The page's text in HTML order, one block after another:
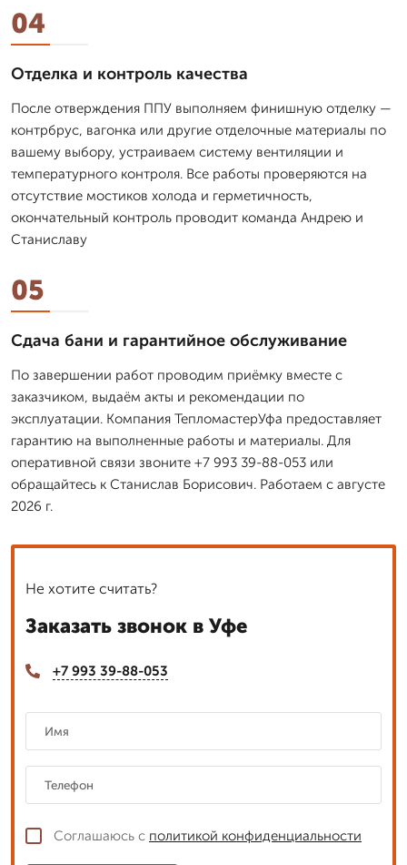
04
Отделка и контроль качества
После отверждения ППУ выполняем финишную отделку —
контрбрус, вагонка или другие отделочные материалы по
вашему выбору, устраиваем систему вентиляции и
температурного контроля. Все работы проверяются на
отсутствие мостиков холода и герметичность,
окончательный контроль проводит команда Андрею и
Станиславу
05
Сдача бани и гарантийное обслуживание
По завершении работ проводим приёмку вместе с
заказчиком, выдаём акты и рекомендации по
эксплуатации. Компания ТепломастерУфа предоставляет
гарантию на выполненные работы и материалы. Для
оперативной связи звоните +7 993 39-88-053 или
обращайтесь к Станислав Борисович. Работаем с августе
2026 г.
Не хотите считать?
Заказать звонок в Уфе
+7 993 39-88-053
Соглашаюсь с политикой конфиденциальности